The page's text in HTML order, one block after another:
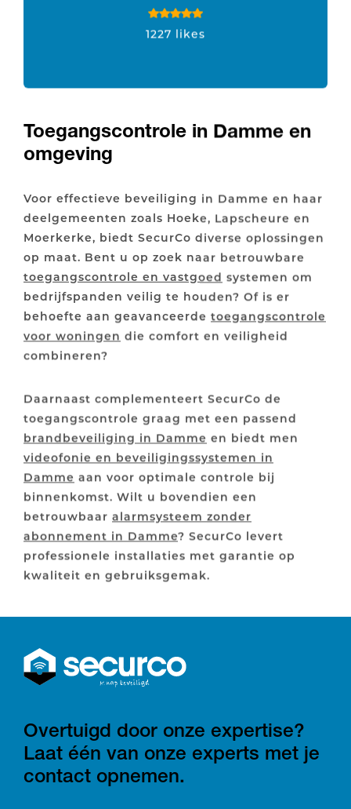
1227 likes
Toegangscontrole in Damme en
omgeving
Voor effectieve beveiliging in Damme en haar
deelgemeenten zoals Hoeke, Lapscheure en
Moerkerke, biedt SecurCo diverse oplossingen
op maat. Bent u op zoek naar betrouwbare
toegangscontrole en vastgoed systemen om
bedrijfspanden veilig te houden? Of is er
behoefte aan geavanceerde toegangscontrole
voor woningen die comfort en veiligheid
combineren?
Daarnaast complementeert SecurCo de
toegangscontrole graag met een passend
brandbeveiliging in Damme en biedt men
videofonie en beveiligingssystemen in
Damme aan voor optimale controle bij
binnenkomst. Wilt u bovendien een
betrouwbaar alarmsysteem zonder
abonnement in Damme? SecurCo levert
professionele installaties met garantie op
kwaliteit en gebruiksgemak.
Overtuigd door onze expertise?
Laat één van onze experts met je
contact opnemen.